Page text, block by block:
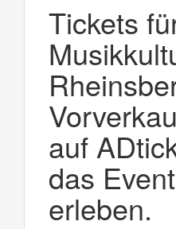
Tickets
auf
das
erleben.